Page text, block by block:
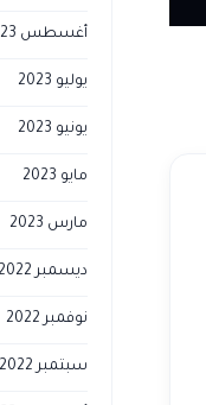
أغسطس 2023
يوليو 2023
يونيو 2023
مايو 2023
مارس 2023
ديسمبر 2022
نوفمبر 2022
سبتمبر 2022